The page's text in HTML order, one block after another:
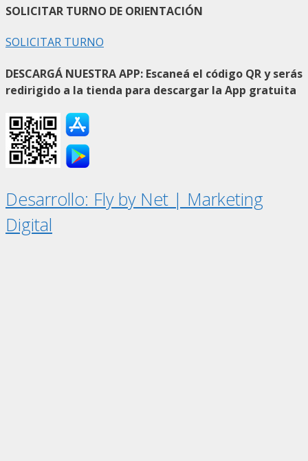
SOLICITAR TURNO DE ORIENTACIÓN
SOLICITAR TURNO
DESCARGÁ NUESTRA APP: Escaneá el código QR y serás
redirigido a la tienda para descargar la App gratuita
Desarrollo: Fly by Net | Marketing
Digital